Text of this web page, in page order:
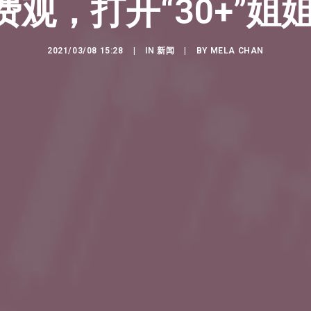
观，打开“30+”姐
2021/03/08 15:28 IN 新闻 BY MELA CHAN